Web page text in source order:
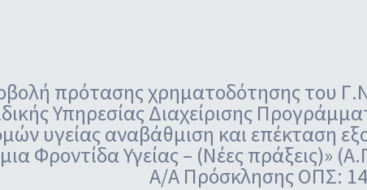
πρότασης χρηματοδότησης του
Υπηρεσίας Διαχείρισης
υγείας αναβάθμιση και επέκταση
Φροντίδα Υγείας – (Νέες πράξεις)»
Α/Α Πρόσκλησης ΟΠΣ: